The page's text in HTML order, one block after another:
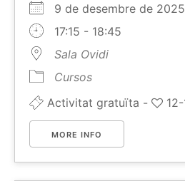
9 de desembre de
17:15 - 18:45
Sala Ovidi
Cursos
Activitat gratuïta -
MORE INFO